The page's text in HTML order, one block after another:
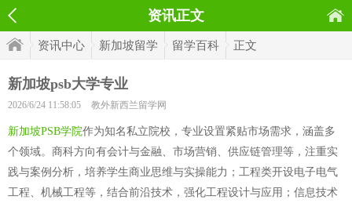
资讯正文
资讯中心 新加坡留学 留学百科 正文
新加坡psb大学专业
2026/6/24 11:58:05 教外新西兰留学网
新加坡PSB学院作为知名私立院校，专业设置紧贴市场需求，涵盖多
个领域。商科方向有会计与金融、市场营销、供应链管理等，注重实
践与案例分析，培养学生商业思维与实操能力；工程类开设电子电气
工程、机械工程等，结合前沿技术，强化工程设计与应用；信息技术